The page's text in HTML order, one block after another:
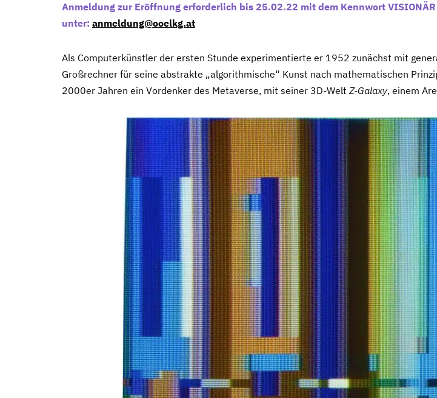
Anmeldung zur Eröffnung erforderlich bis 25.02.22 mit dem Kennwort VISIONÄR
unter: anmeldung@ooelkg.at
Als Computerkünstler der ersten Stunde experimentierte er 1952 zunächst mit
Großrechner für seine abstrakte „algorithmische“ Kunst nach mathematischen
2000er Jahren ein Vordenker des Metaverse, mit seiner 3D-WeltZ-Galaxy, einem